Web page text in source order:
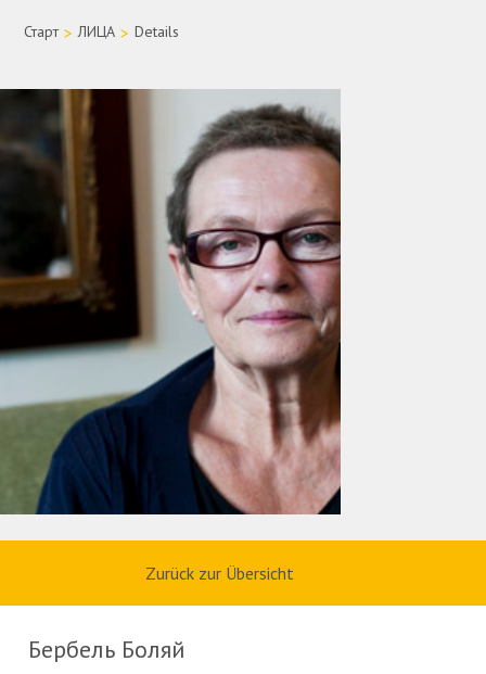
Старт > ЛИЦА > Details
Zurück zur Übersicht
Бербель Боляй